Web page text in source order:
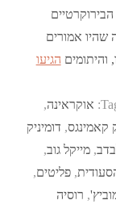
שהיו אמורים
הגיעו
אוקראינה,
קאמינגס, דומיניק
,מייקל גוב,
,פליטים,
, רוסיה